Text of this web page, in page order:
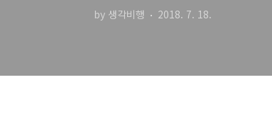
by 생각비행 2018. 7. 18.